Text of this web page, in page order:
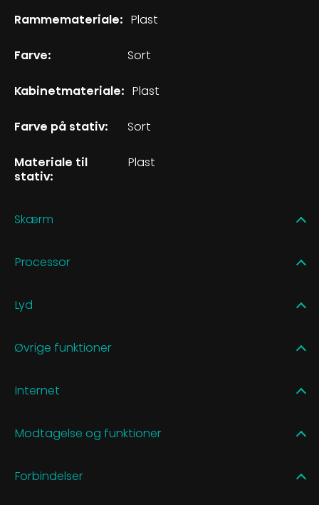
Rammemateriale: Plast
Farve: Sort
Kabinetmateriale: Plast
Farve på stativ: Sort
Materiale til
stativ:
Plast
Skærm
Processor
Lyd
Øvrige funktioner
Internet
Modtagelse og funktioner
Forbindelser